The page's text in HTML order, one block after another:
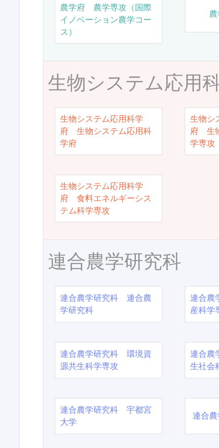
農学府 農学専攻（国際
イノベーション農学コー
ス）
生物システム応用
生物システム応用科学
府 生物システム応用科
学府
生物シ
府 生
学専攻
生物システム応用科学
府 食料エネルギーシス
テム科学専攻
連合農学研究科
連合農学研究科 連合農
学研究科
連合農
産科学
連合農学研究科 環境資
源共生科学専攻
連合農
生社会
連合農学研究科 宇都宮
大学
連合